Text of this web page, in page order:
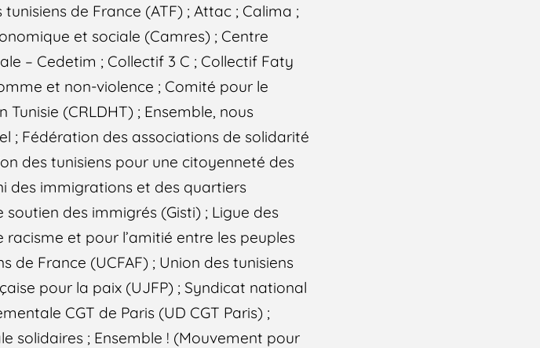
de France (ATF) ; Attac ; Calima ;
et sociale (Camres) ; Centre
– Cedetim ; Collectif 3 C ; Collectif Faty
et non-violence ; Comité pour le
(CRLDHT) ; Ensemble, nous
; Fédération des associations de solidarité
des tunisiens pour une citoyenneté des
des immigrations et des quartiers
des immigrés (Gisti) ; Ligue des
et pour l’amitié entre les peuples
de France (UCFAF) ; Union des tunisiens
pour la paix (UJFP) ; Syndicat national
CGT de Paris (UD CGT Paris) ;
solidaires ; Ensemble ! (Mouvement pour